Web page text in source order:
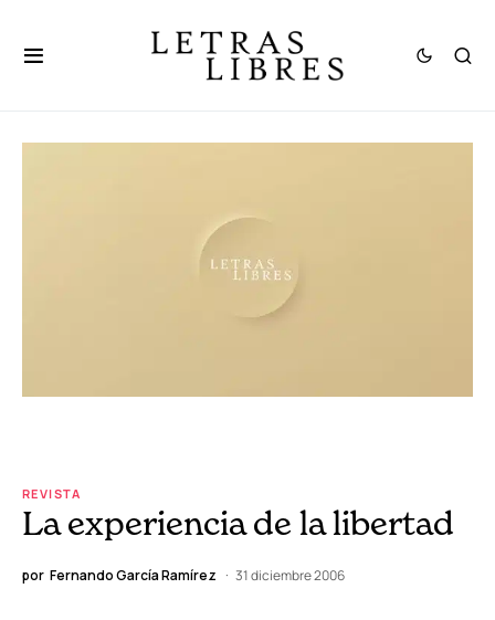
REVISTA
La experiencia de la libertad
por Fernando García Ramírez 31 diciembre 2006